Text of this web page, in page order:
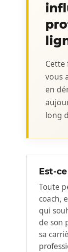
vous
en
long
Est-
Toute
coach,
qui
de son
sa